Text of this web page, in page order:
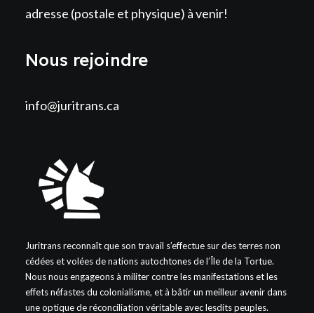
Juritrans reconnaît que son travail s’effectue sur des terres non
cédées et volées de nations autochtones de l’Île de la Tortue.
Nous nous engageons à militer contre les manifestations et les
effets néfastes du colonialisme, et à bâtir un meilleur avenir dans
une optique de réconciliation véritable avec lesdits peuples.
adresse (postale et physique) à venir!
Nous rejoindre
info@juritrans.ca